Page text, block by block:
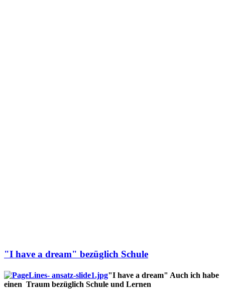
"I have a dream" bezüglich Schule
"I have a dream" Auch ich habe
einen Traum bezüglich Schule und Lernen